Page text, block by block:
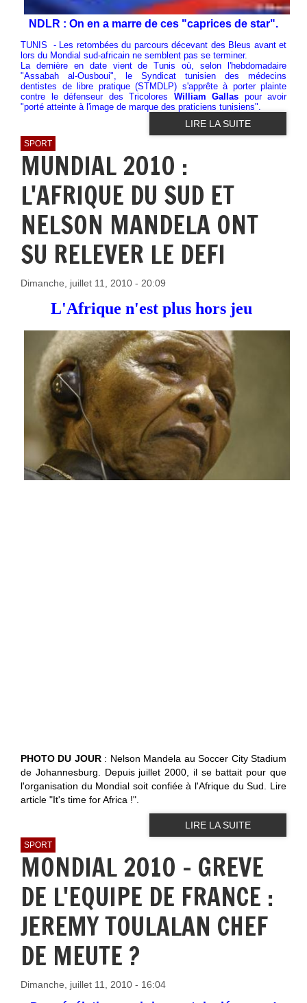
NDLR : On en a marre de ces "caprices de star".
TUNIS - Les retombées du parcours décevant des Bleus avant et
lors du Mondial sud-africain ne semblent pas se terminer.
La dernière en date vient de Tunis où, selon l'hebdomadaire
"Assabah al-Ousboui", le Syndicat tunisien des médecins
dentistes de libre pratique (STMDLP) s'apprête à porter plainte
contre le défenseur des Tricolores William Gallas pour avoir
"porté atteinte à l'image de marque des praticiens tunisiens".
LIRE LA SUITE
SPORT
MUNDIAL 2010 :
L'AFRIQUE DU SUD ET
NELSON MANDELA ONT
SU RELEVER LE DEFI
Dimanche, juillet 11, 2010 - 20:09
L'Afrique n'est plus hors jeu
PHOTO DU JOUR: Nelson Mandela au Soccer City Stadium
de Johannesburg. Depuis juillet 2000, il se battait pour que
l'organisation du Mondial soit confiée à l'Afrique du Sud. Lire
article "It's time for Africa !".
LIRE LA SUITE
SPORT
MONDIAL 2010 - GREVE
DE L'EQUIPE DE FRANCE :
JEREMY TOULALAN CHEF
DE MEUTE ?
Dimanche, juillet 11, 2010 - 16:04